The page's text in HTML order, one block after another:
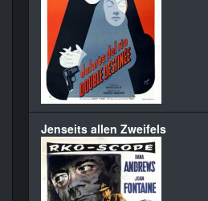
Jenseits allen Zweifels